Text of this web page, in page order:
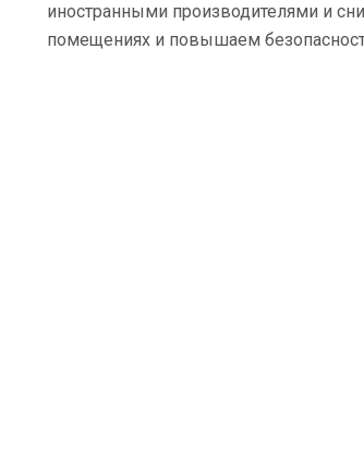
иностранными производителями и
помещениях и повышаем